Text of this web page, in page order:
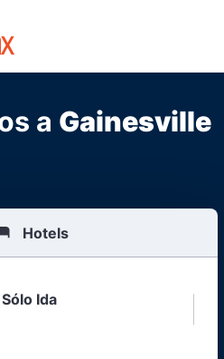
a Gainesville
Hotels
type
Sólo Ida
class.